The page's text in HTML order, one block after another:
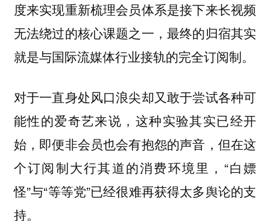
度来实现重新梳理会员体系是接下来长视频
无法绕过的核心课题之一，最终的归宿其实
就是与国际流媒体行业接轨的完全订阅制。
对于一直身处风口浪尖却又敢于尝试各种可
能性的爱奇艺来说，这种实验其实已经开
始，即便非会员也会有抱怨的声音，但在这
个订阅制大行其道的消费环境里，“白嫖
怪”与“等等党”已经很难再获得太多舆论的支
持。